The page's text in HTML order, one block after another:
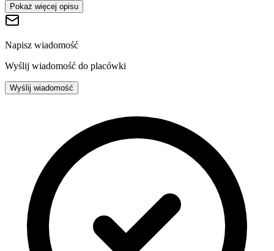
Pokaż więcej opisu
Napisz wiadomość
Wyślij wiadomość do placówki
Wyślij wiadomość